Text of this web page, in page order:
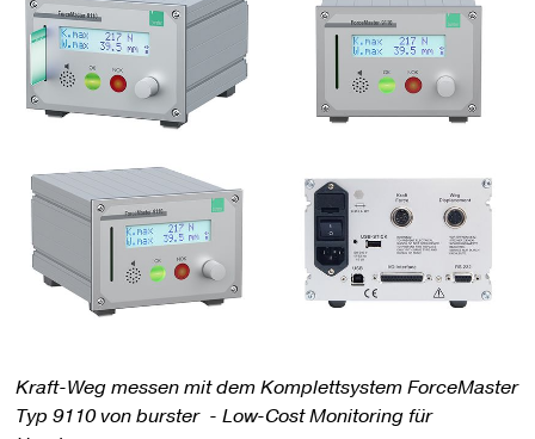
Kraft-Weg messen mit dem Komplettsystem ForceMaster
Typ 9110 von burster - Low-Cost Monitoring für